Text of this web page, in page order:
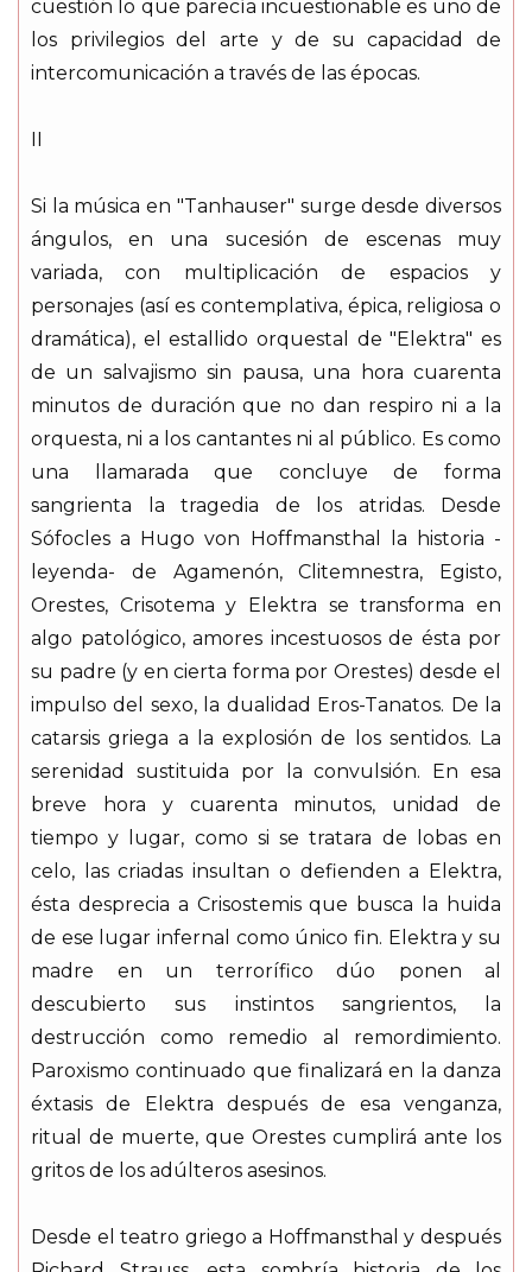
cuestión lo que parecía incuestionable es uno de
los privilegios del arte y de su capacidad de
intercomunicación a través de las épocas.
II
Si la música en "Tanhauser" surge desde diversos
ángulos, en una sucesión de escenas muy
variada, con multiplicación de espacios y
personajes (así es contemplativa, épica, religiosa o
dramática), el estallido orquestal de "Elektra" es
de un salvajismo sin pausa, una hora cuarenta
minutos de duración que no dan respiro ni a la
orquesta, ni a los cantantes ni al público. Es como
una llamarada que concluye de forma
sangrienta la tragedia de los atridas. Desde
Sófocles a Hugo von Hoffmansthal la historia -
leyenda- de Agamenón, Clitemnestra, Egisto,
Orestes, Crisotema y Elektra se transforma en
algo patológico, amores incestuosos de ésta por
su padre (y en cierta forma por Orestes) desde el
impulso del sexo, la dualidad Eros-Tanatos. De la
catarsis griega a la explosión de los sentidos. La
serenidad sustituida por la convulsión. En esa
breve hora y cuarenta minutos, unidad de
tiempo y lugar, como si se tratara de lobas en
celo, las criadas insultan o defienden a Elektra,
ésta desprecia a Crisostemis que busca la huida
de ese lugar infernal como único fin. Elektra y su
madre en un terrorífico dúo ponen al
descubierto sus instintos sangrientos, la
destrucción como remedio al remordimiento.
Paroxismo continuado que finalizará en la danza
éxtasis de Elektra después de esa venganza,
ritual de muerte, que Orestes cumplirá ante los
gritos de los adúlteros asesinos.
Desde el teatro griego a Hoffmansthal y después